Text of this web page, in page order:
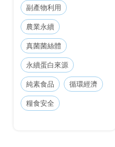
副產物利用
農業永續
真菌菌絲體
永續蛋白來源
純素食品 循環經濟
糧食安全